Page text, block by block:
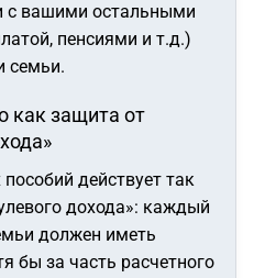
с вашими остальными
пенсиями и т.д.)
семьи.
как защита от
действует так
дохода»: каждый
должен иметь
бы за часть расчетного